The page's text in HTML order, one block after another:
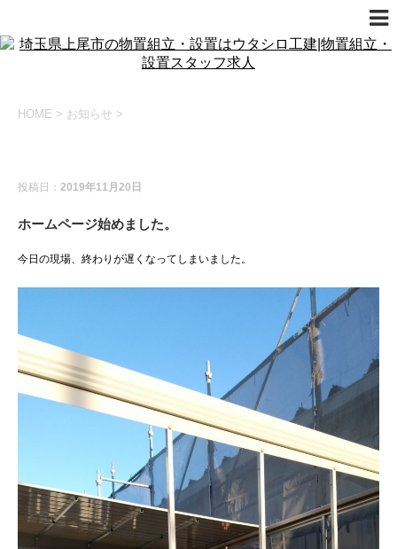
HOME > お知らせ >
投稿日： 2019年11月20日
ホームページ始めました。
今日の現場、終わりが遅くなってしまいました。